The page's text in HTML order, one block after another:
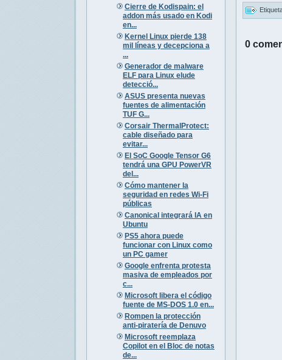
Cierre de Kodispain: el
addon más usado en Kodi
en...
Kernel Linux pierde 138
mil líneas y decepciona a
...
Generador de malware
ELF para Linux elude
detecció...
ASUS presenta nuevas
fuentes de alimentación
TUF G...
Corsair ThermalProtect:
cable diseñado para
evitar...
El SoC Google Tensor G6
tendrá una GPU PowerVR
del...
Cómo mantener la
seguridad en redes Wi-Fi
públicas
Canonical integrará IA en
Ubuntu
PS5 ahora puede
funcionar con Linux como
un PC gamer
Google enfrenta protesta
masiva de empleados por
c...
Microsoft libera el código
fuente de MS-DOS 1.0 en...
Rompen la protección
anti-piratería de Denuvo
Microsoft reemplaza
Copilot en el Bloc de notas
de...
0